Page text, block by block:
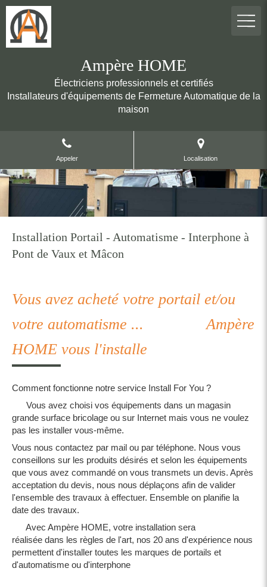
Ampère HOME
Électriciens professionnels et certifiés
Installateurs d'équipements de Fermeture Automatique de la
maison
Appeler Localisation
Installation Portail - Automatisme - Interphone à
Pont de Vaux et Mâcon
Vous avez acheté votre portail et/ou
votre automatisme ... Ampère
HOME vous l'installe
Comment fonctionne notre service Install For You ?
Vous avez choisi vos équipements dans un magasin
grande surface bricolage ou sur Internet mais vous ne voulez
pas les installer vous-même.
Vous nous contactez par mail ou par téléphone. Nous vous
conseillons sur les produits désirés et selon les équipements
que vous avez commandé on vous transmets un devis. Après
acceptation du devis, nous nous déplaçons afin de valider
l'ensemble des travaux à effectuer. Ensemble on planifie la
date des travaux.
Avec Ampère HOME, votre installation sera
réalisée dans les règles de l'art, nos 20 ans d'expérience nous
permettent d'installer toutes les marques de portails et
d'automatisme ou d'interphone